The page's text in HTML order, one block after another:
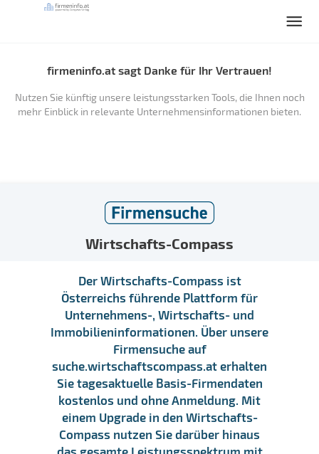
firmeninfo.at sagt Danke für Ihr Vertrauen!
Nutzen Sie künftig unsere leistungsstarken Tools, die Ihnen noch
mehr Einblick in relevante Unternehmensinformationen bieten.
Wirtschafts-Compass
Der Wirtschafts-Compass ist
Österreichs führende Plattform für
Unternehmens-, Wirtschafts- und
Immobilieninformationen. Über unsere
Firmensuche auf
suche.wirtschaftscompass.at erhalten
Sie tagesaktuelle Basis-Firmendaten
kostenlos und ohne Anmeldung. Mit
einem Upgrade in den Wirtschafts-
Compass nutzen Sie darüber hinaus
das gesamte Leistungsspektrum mit